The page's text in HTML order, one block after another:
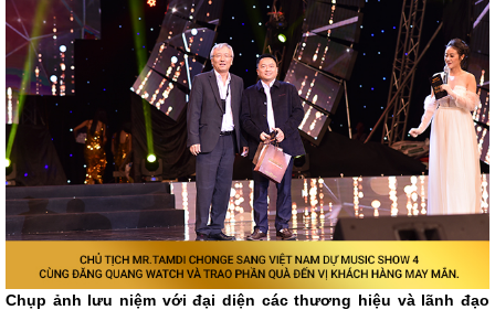
Chụp ảnh lưu niệm với đại diện các thương hiệu và lãnh đạo